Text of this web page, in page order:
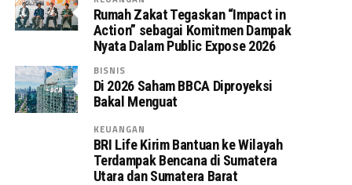
Rumah Zakat Tegaskan “Impact in
Action” sebagai Komitmen Dampak
Nyata Dalam Public Expose 2026
BISNIS
Di 2026 Saham BBCA Diproyeksi
Bakal Menguat
KEUANGAN
BRI Life Kirim Bantuan ke Wilayah
Terdampak Bencana di Sumatera
Utara dan Sumatera Barat